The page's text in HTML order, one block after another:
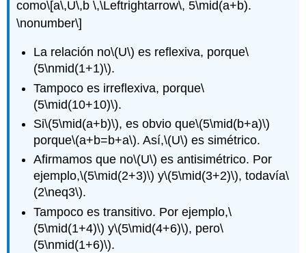
como\[a\,U\,b \,\Leftrightarrow\, 5\mid(a+b).
\nonumber\]
La relación no\(U\) es reflexiva, porque\
(5\nmid(1+1)\).
Tampoco es irreflexiva, porque\
(5\mid(10+10)\).
Si\(5\mid(a+b)\), es obvio que\(5\mid(b+a)\)
porque\(a+b=b+a\). Así,\(U\) es simétrico.
Afirmamos que no\(U\) es antisimétrico. Por
ejemplo,\(5\mid(2+3)\) y\(5\mid(3+2)\), todavía\
(2\neq3\).
Tampoco es transitivo. Por ejemplo,\
(5\mid(1+4)\) y\(5\mid(4+6)\), pero\
(5\nmid(1+6)\).